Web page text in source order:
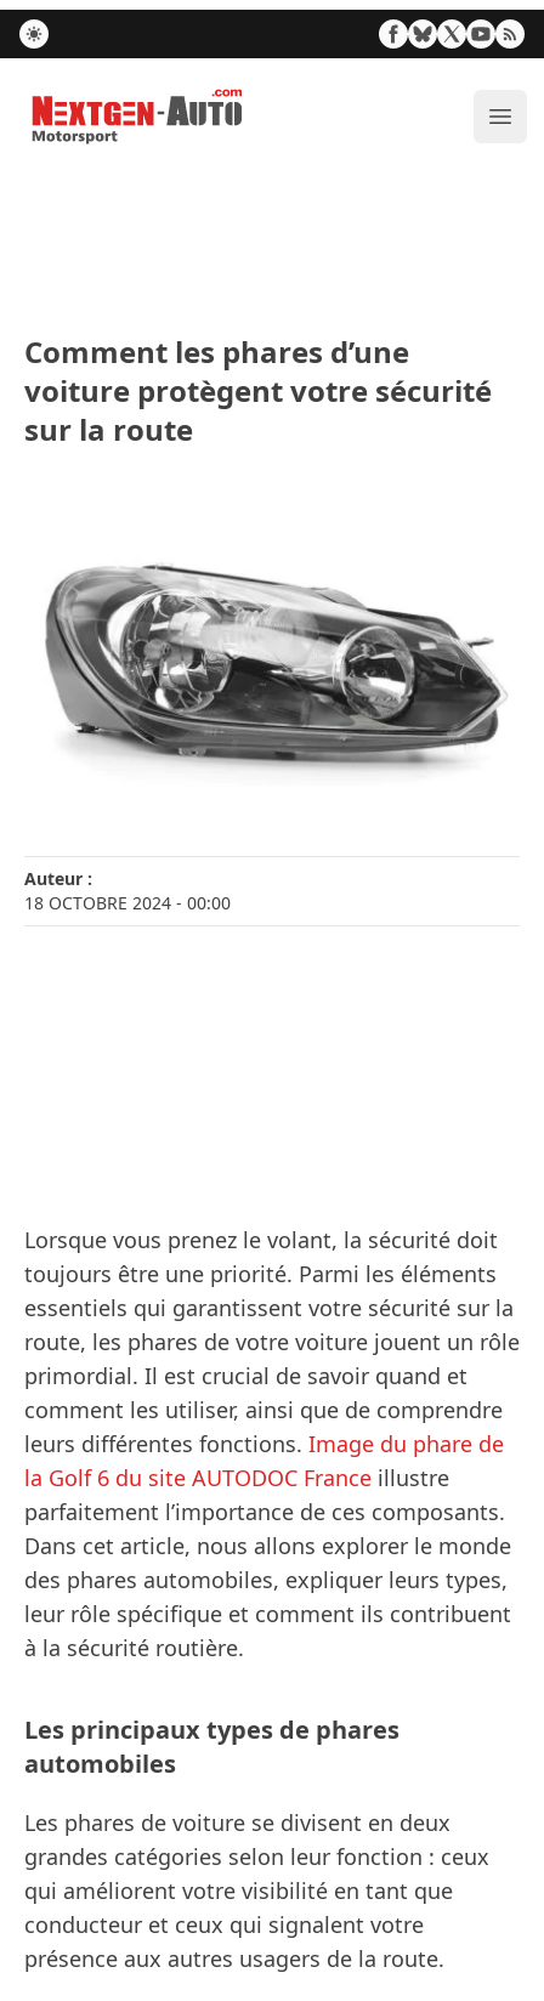
Nextgen-Auto.com
Comment les phares d’une
voiture protègent votre sécurité
sur la route
Auteur :
18 OCTOBRE 2024 - 00:00
Lorsque vous prenez le volant, la sécurité doit
toujours être une priorité. Parmi les éléments
essentiels qui garantissent votre sécurité sur la
route, les phares de votre voiture jouent un rôle
primordial. Il est crucial de savoir quand et
comment les utiliser, ainsi que de comprendre
leurs différentes fonctions. Image du phare de
la Golf 6 du site AUTODOC France illustre
parfaitement l’importance de ces composants.
Dans cet article, nous allons explorer le monde
des phares automobiles, expliquer leurs types,
leur rôle spécifique et comment ils contribuent
à la sécurité routière.
Les principaux types de phares
automobiles
Les phares de voiture se divisent en deux
grandes catégories selon leur fonction : ceux
qui améliorent votre visibilité en tant que
conducteur et ceux qui signalent votre
présence aux autres usagers de la route.